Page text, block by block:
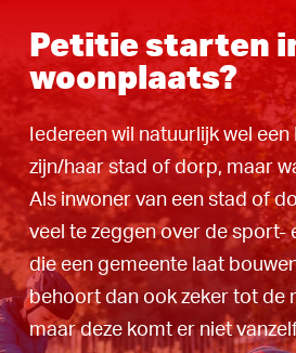
Petitie starten
woonplaats?
Iedereen wil natuurlijk wel
zijn/haar stad of dorp, maar
Als inwoner van een stad of
veel te zeggen over de sport-
die een gemeente laat
behoort dan ook zeker tot de
maar deze komt er niet